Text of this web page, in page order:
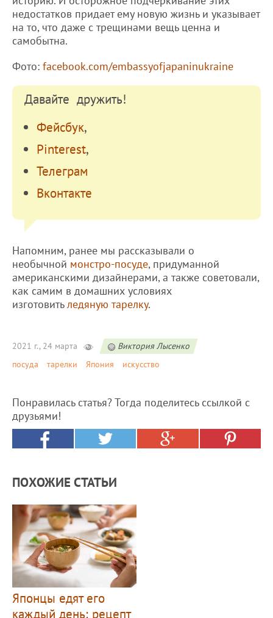
недостатков придает ему новую жизнь и указывает
на то, что даже с трещинами вещь ценна и
самобытна.
Фото: facebook.com/embassyofjapaninukraine
Давайте дружить!
Фейсбук,
Pinterest,
Телеграм
Вконтакте
Напомним, ранее мы рассказывали о
необычной монстро-посуде, придуманной
американскими дизайнерами, а также советовали,
как самим в домашних условиях
изготовитьледяную тарелку.
2021 г., 24 марта
Виктория Лысенко
посуда
тарелки Япония искусство
Понравилась статья? Тогда поделитесь ссылкой с
друзьями!
ПОХОЖИЕ СТАТЬИ
Японцы едят его
каждый день: рецепт